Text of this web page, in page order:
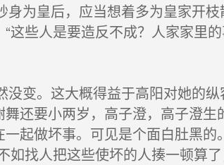
为皇后，应当想着多为皇家开枝
这些人是要造反不成？人家家里
变。这大概得益于高阳对她的
还要小两岁，高子澄，高子澄
起做坏事。可见是个面白肚黑
如找人把这些使坏的人揍一顿算